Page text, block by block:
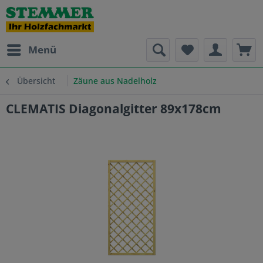
Menü
Übersicht Zäune aus Nadelholz
CLEMATIS Diagonalgitter 89x178cm